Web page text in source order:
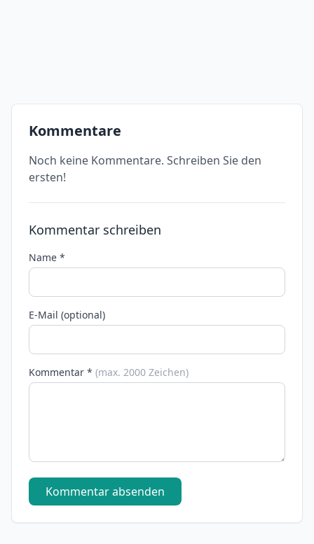
Kommentare
Noch keine Kommentare. Schreiben Sie den
ersten!
Kommentar schreiben
Name *
E-Mail (optional)
Kommentar * (max. 2000 Zeichen)
Kommentar absenden